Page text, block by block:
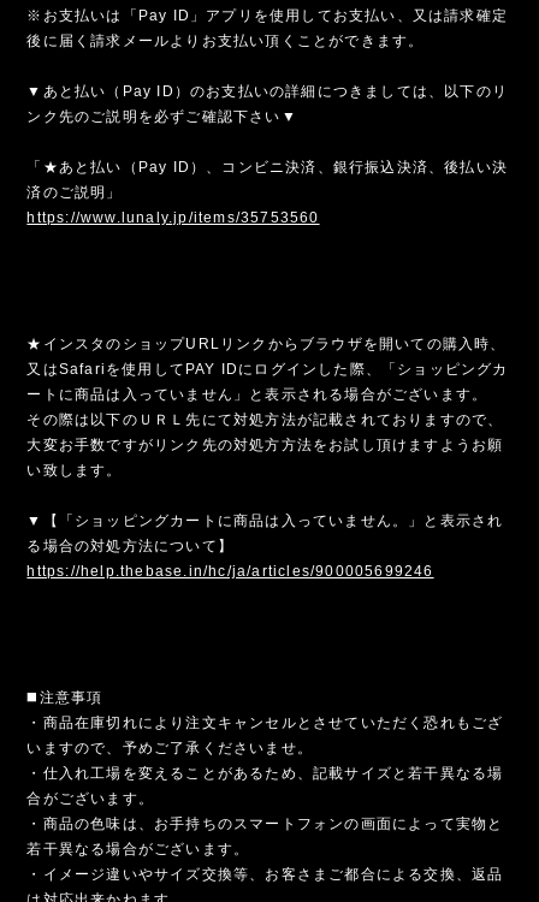
※お支払いは「Pay ID」アプリを使用してお支払い、又は請求確定
後に届く請求メールよりお支払い頂くことができます。
▼あと払い（Pay ID）のお支払いの詳細につきましては、以下のリ
ンク先のご説明を必ずご確認下さい▼
「★あと払い（Pay ID）、コンビニ決済、銀行振込決済、後払い決
済のご説明」
https://www.lunaly.jp/items/35753560
★インスタのショップURLリンクからブラウザを開いての購入時、
又はSafariを使用してPAY IDにログインした際、「ショッピングカ
ートに商品は入っていません」と表示される場合がございます。
その際は以下のＵＲＬ先にて対処方法が記載されておりますので、
大変お手数ですがリンク先の対処方方法をお試し頂けますようお願
い致します。
▼【「ショッピングカートに商品は入っていません。」と表示され
る場合の対処方法について】
https://help.thebase.in/hc/ja/articles/900005699246
◼️注意事項
・商品在庫切れにより注文キャンセルとさせていただく恐れもござ
いますので、予めご了承くださいませ。
・仕入れ工場を変えることがあるため、記載サイズと若干異なる場
合がございます。
・商品の色味は、お手持ちのスマートフォンの画面によって実物と
若干異なる場合がございます。
・イメージ違いやサイズ交換等、お客さまご都合による交換、返品